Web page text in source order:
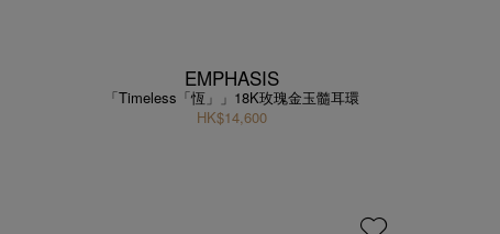
EMPHASIS
「Timeless「恆」」18K玫瑰金玉髓耳環
HK$14,600